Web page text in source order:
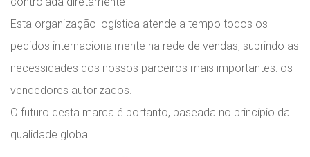
Esta organização logística atende a tempo todos os
pedidos internacionalmente na rede de vendas, suprindo as
necessidades dos nossos parceiros mais importantes: os
vendedores autorizados.
O futuro desta marca é portanto, baseada no princípio da
qualidade global.